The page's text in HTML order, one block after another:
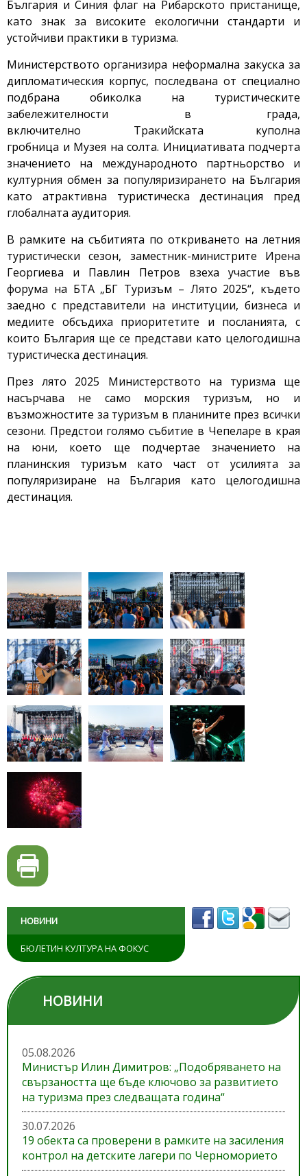
България и Синия флаг на Рибарското пристанище,
като знак за високите екологични стандарти и
устойчиви практики в туризма.
Министерството организира неформална закуска за
дипломатическия корпус, последвана от специално
подбрана обиколка на туристическите
забележителности в града,
включително Тракийската куполна
гробница и Музея на солта. Инициативата подчерта
значението на международното партньорство и
културния обмен за популяризирането на България
като атрактивна туристическа дестинация пред
глобалната аудитория.
В рамките на събитията по откриването на летния
туристически сезон, заместник-министрите Ирена
Георгиева и Павлин Петров взеха участие във
форума на БТА „БГ Туризъм – Лято 2025“, където
заедно с представители на институции, бизнеса и
медиите обсъдиха приоритетите и посланията, с
които България ще се представи като целогодишна
туристическа дестинация.
През лято 2025 Министерството на туризма ще
насърчава не само морския туризъм, но и
възможностите за туризъм в планините през всички
сезони. Предстои голямо събитие в Чепеларе в края
на юни, което ще подчертае значението на
планинския туризъм като част от усилията за
популяризиране на България като целогодишна
дестинация.
НОВИНИ
БЮЛЕТИН КУЛТУРА НА ФОКУС
НОВИНИ
05.08.2026
Министър Илин Димитров: „Подобряването на
свързаността ще бъде ключово за развитието
на туризма през следващата година“
30.07.2026
19 обекта са проверени в рамките на засиления
контрол на детските лагери по Черноморието